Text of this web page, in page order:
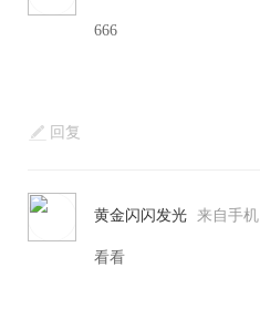
666
回复
黄金闪闪发光 来自手机
看看